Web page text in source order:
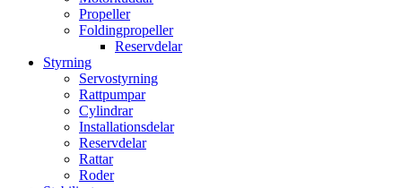
Propeller
Foldingpropeller
Reservdelar
Styrning
Servostyrning
Rattpumpar
Cylindrar
Installationsdelar
Reservdelar
Rattar
Roder